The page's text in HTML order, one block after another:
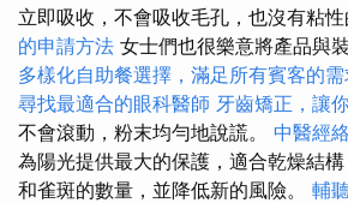
立即吸收，不會吸收毛孔，也沒有粘性
的申請方法 女士們也很樂意將產品與
多樣化自助餐選擇，滿足所有賓客的
尋找最適合的眼科醫師 牙齒矯正，讓
不會滾動，粉末均勻地說謊。 中醫經
為陽光提供最大的保護，適合乾燥結
和雀斑的數量，並降低新的風險。 輔